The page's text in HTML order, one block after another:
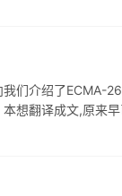
们介绍了ECMA-
想翻译成文,原来